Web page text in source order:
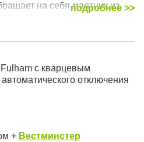
на себя маятник из
(Hampton Cherry),
+ Бим-бом
подробнее >>
с кварцевым
отключения
+ Вестминстер